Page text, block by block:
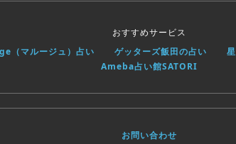
おすすめサービス
（マルージュ）占い ゲッターズ飯田の占い
Ameba占い館SATORI
お問い合わせ